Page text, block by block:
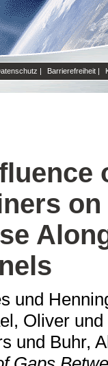
| Barrierefreiheit |
und
Oliver und
und Buhr,